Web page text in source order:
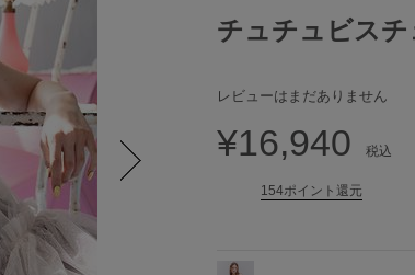
チュチュビス
レビューはまだありません
¥16,940 税込
154ポイント還元